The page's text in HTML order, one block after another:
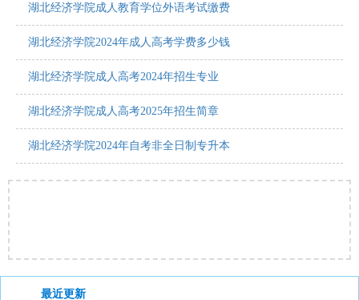
湖北经济学院成人教育学位外语考试缴费
湖北经济学院2024年成人高考学费多少钱
湖北经济学院成人高考2024年招生专业
湖北经济学院成人高考2025年招生简章
湖北经济学院2024年自考非全日制专升本
最近更新